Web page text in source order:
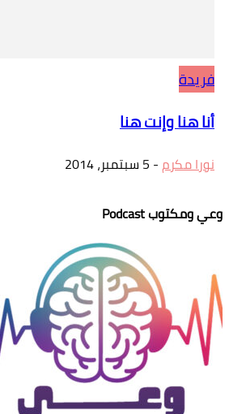
فريدة
أنا هنا وإنت هنا
نورا مكرم- 5 سبتمبر، 2014
وعي ومكتوب Podcast